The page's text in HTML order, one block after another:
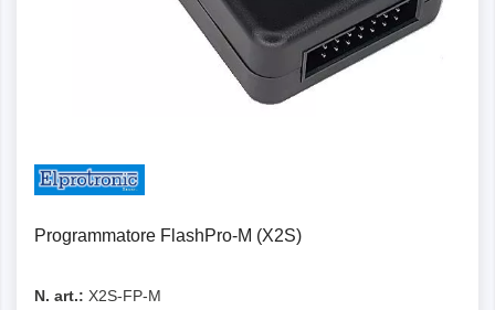
Programmatore FlashPro-M (X2S)
N. art.: X2S-FP-M